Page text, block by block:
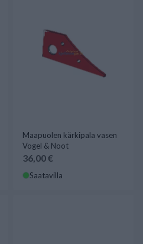
Maapuolen kärkipala vasen
Vogel & Noot
36,00 €
Saatavilla